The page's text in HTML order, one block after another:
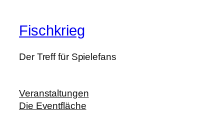
Fischkrieg
Der Treff für Spielefans
Veranstaltungen
Die Eventfläche